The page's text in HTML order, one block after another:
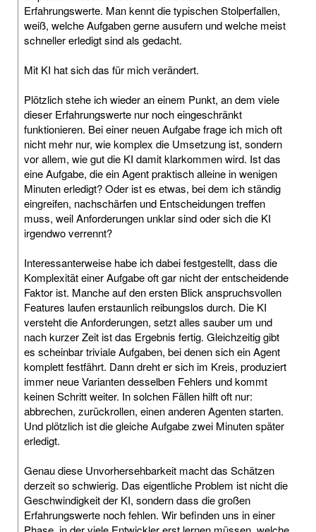
Erfahrungswerte. Man kennt die typischen Stolperfallen,
weiß, welche Aufgaben gerne ausufern und welche meist
schneller erledigt sind als gedacht.
Mit KI hat sich das für mich verändert.
Plötzlich stehe ich wieder an einem Punkt, an dem viele
dieser Erfahrungswerte nur noch eingeschränkt
funktionieren. Bei einer neuen Aufgabe frage ich mich oft
nicht mehr nur, wie komplex die Umsetzung ist, sondern
vor allem, wie gut die KI damit klarkommen wird. Ist das
eine Aufgabe, die ein Agent praktisch alleine in wenigen
Minuten erledigt? Oder ist es etwas, bei dem ich ständig
eingreifen, nachschärfen und Entscheidungen treffen
muss, weil Anforderungen unklar sind oder sich die KI
irgendwo verrennt?
Interessanterweise habe ich dabei festgestellt, dass die
Komplexität einer Aufgabe oft gar nicht der entscheidende
Faktor ist. Manche auf den ersten Blick anspruchsvollen
Features laufen erstaunlich reibungslos durch. Die KI
versteht die Anforderungen, setzt alles sauber um und
nach kurzer Zeit ist das Ergebnis fertig. Gleichzeitig gibt
es scheinbar triviale Aufgaben, bei denen sich ein Agent
komplett festfährt. Dann dreht er sich im Kreis, produziert
immer neue Varianten desselben Fehlers und kommt
keinen Schritt weiter. In solchen Fällen hilft oft nur:
abbrechen, zurückrollen, einen anderen Agenten starten.
Und plötzlich ist die gleiche Aufgabe zwei Minuten später
erledigt.
Genau diese Unvorhersehbarkeit macht das Schätzen
derzeit so schwierig. Das eigentliche Problem ist nicht die
Geschwindigkeit der KI, sondern dass die großen
Erfahrungswerte noch fehlen. Wir befinden uns in einer